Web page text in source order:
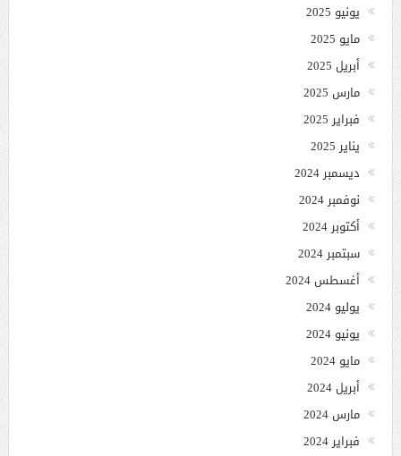
يونيو 2025
مايو 2025
أبريل 2025
مارس 2025
فبراير 2025
يناير 2025
ديسمبر 2024
نوفمبر 2024
أكتوبر 2024
سبتمبر 2024
أغسطس 2024
يوليو 2024
يونيو 2024
مايو 2024
أبريل 2024
مارس 2024
فبراير 2024